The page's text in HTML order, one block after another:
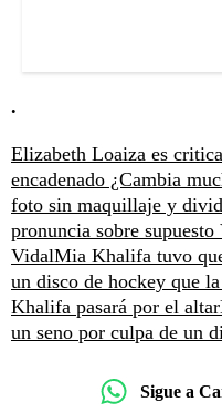
.
Elizabeth Loaiza es
encadenado ¿Cambia
foto sin maquillaje y
pronuncia sobre
VidalMia Khalifa tuvo
un disco de hockey que
Khalifa pasará por el altar
un seno por culpa de un
Sigue a